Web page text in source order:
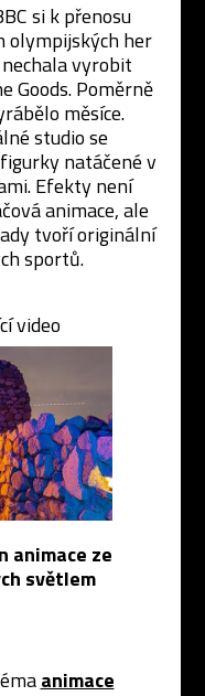
si k přenosu
olympijských her
vyrobit
Goods. Poměrně
měsíce.
studio se
natáčené v
Efekty není
animace, ale
tvoří originální
sportů.
video
animace ze
světlem
animace